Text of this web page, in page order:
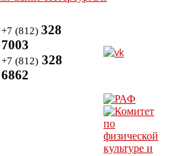
+7 (812) 328
7003
+7 (812) 328
6862